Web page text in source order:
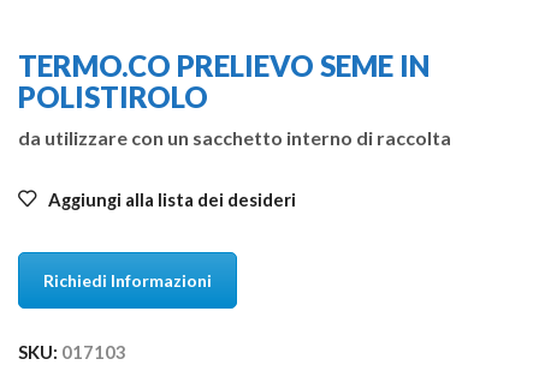
TERMO.CO PRELIEVO SEME IN
POLISTIROLO
da utilizzare con un sacchetto interno di raccolta
Aggiungi alla lista dei desideri
Richiedi Informazioni
SKU: 017103